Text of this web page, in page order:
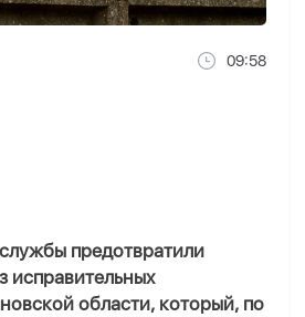
09:58
предотвратили
исправительных
области, который, по